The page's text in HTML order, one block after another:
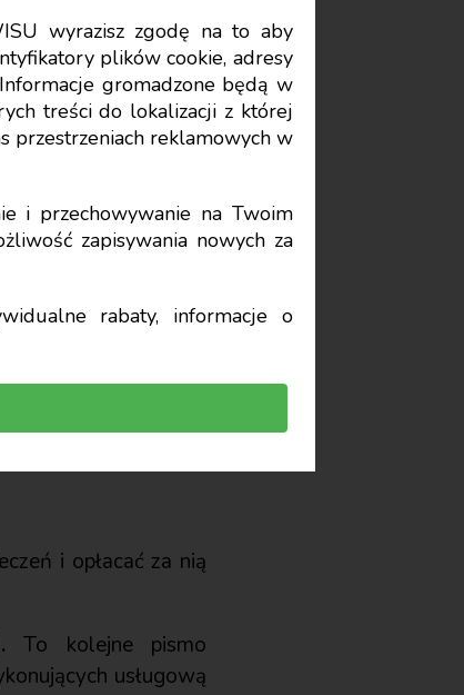
wyrazisz zgodę na to aby
plików cookie, adresy
gromadzone będą w
treści do lokalizacji z której
przestrzeniach reklamowych w
i przechowywanie na Twoim
zapisywania nowych za
rabaty, informacje o
publikacji: 2024-10-04
na
i opłacać za nią
To kolejne pismo
usługową